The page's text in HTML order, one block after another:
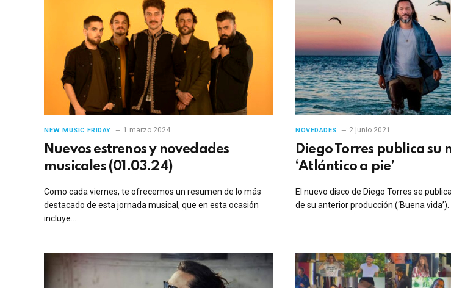
NEW MUSIC FRIDAY 1 marzo 2024
Nuevos estrenos y novedades
musicales (01.03.24)
Como cada viernes, te ofrecemos un resumen de lo más
destacado de esta jornada musical, que en esta ocasión
incluye…
NOVEDADES 2 junio 2021
Diego Torres publica su
‘Atlántico a pie’
El nuevo disco de Diego Torres se
de su anterior producción (‘Buena vida’).